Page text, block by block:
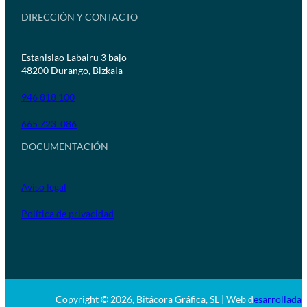
DIRECCIÓN Y CONTACTO
Estanislao Labairu 3 bajo
48200 Durango, Bizkaia
946 818 100
665 723 086
DOCUMENTACIÓN
Aviso legal
Política de privacidad
Copyright © 2026, Bitácora Gráfica, SL | Web desarrollada